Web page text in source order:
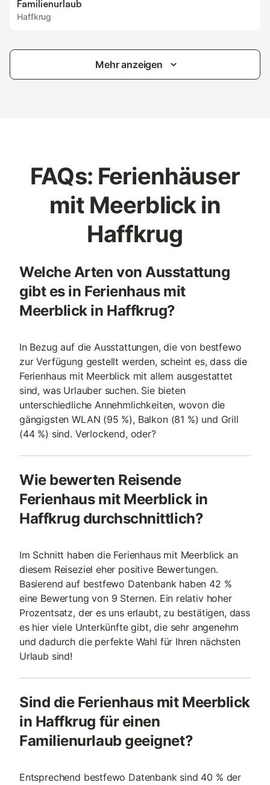
Familienurlaub
Haffkrug
Mehr anzeigen
FAQs: Ferienhäuser
mit Meerblick in
Haffkrug
Welche Arten von Ausstattung
gibt es in Ferienhaus mit
Meerblick in Haffkrug?
In Bezug auf die Ausstattungen, die von bestfewo
zur Verfügung gestellt werden, scheint es, dass die
Ferienhaus mit Meerblick mit allem ausgestattet
sind, was Urlauber suchen. Sie bieten
unterschiedliche Annehmlichkeiten, wovon die
gängigsten WLAN (95 %), Balkon (81 %) und Grill
(44 %) sind. Verlockend, oder?
Wie bewerten Reisende
Ferienhaus mit Meerblick in
Haffkrug durchschnittlich?
Im Schnitt haben die Ferienhaus mit Meerblick an
diesem Reiseziel eher positive Bewertungen.
Basierend auf bestfewo Datenbank haben 42 %
eine Bewertung von 9 Sternen. Ein relativ hoher
Prozentsatz, der es uns erlaubt, zu bestätigen, dass
es hier viele Unterkünfte gibt, die sehr angenehm
und dadurch die perfekte Wahl für Ihren nächsten
Urlaub sind!
Sind die Ferienhaus mit Meerblick
in Haffkrug für einen
Familienurlaub geeignet?
Entsprechend bestfewo Datenbank sind 40 % der